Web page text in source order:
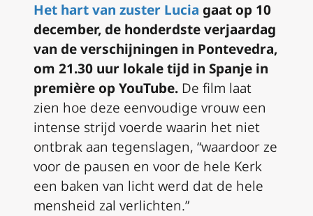
Het hart van zuster Lucia gaat op 10
december, de honderdste verjaardag
van de verschijningen in Pontevedra,
om 21.30 uur lokale tijd in Spanje in
première op YouTube. De film laat
zien hoe deze eenvoudige vrouw een
intense strijd voerde waarin het niet
ontbrak aan tegenslagen, “waardoor ze
voor de pausen en voor de hele Kerk
een baken van licht werd dat de hele
mensheid zal verlichten.”